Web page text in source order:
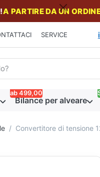
A PARTIRE DA UN
SERVICE
I primi risultati
Bilance per alveare
ab 499,00
Convertitore di tensione